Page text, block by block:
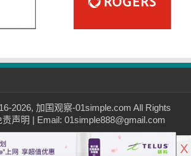
2026, 加国观察-01simple.com All Rights
责声明 | Email: 01simple888@gmail.com
X